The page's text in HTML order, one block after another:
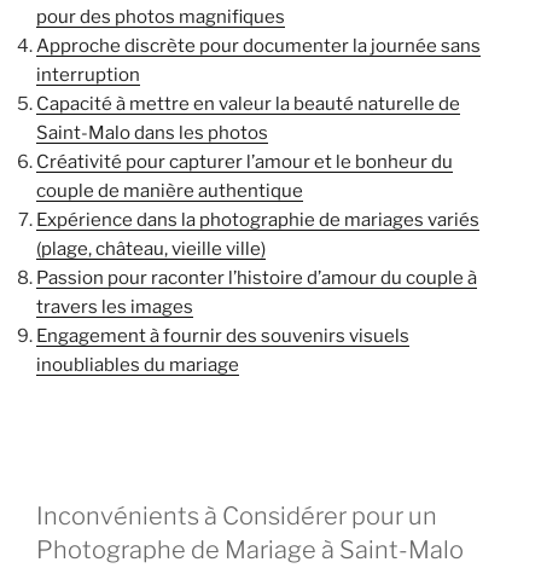
pour des photos magnifiques
Approche discrète pour documenter la journée sans
interruption
Capacité à mettre en valeur la beauté naturelle de
Saint-Malo dans les photos
Créativité pour capturer l’amour et le bonheur du
couple de manière authentique
Expérience dans la photographie de mariages variés
(plage, château, vieille ville)
Passion pour raconter l’histoire d’amour du couple à
travers les images
Engagement à fournir des souvenirs visuels
inoubliables du mariage
Inconvénients à Considérer pour un
Photographe de Mariage à Saint-Malo